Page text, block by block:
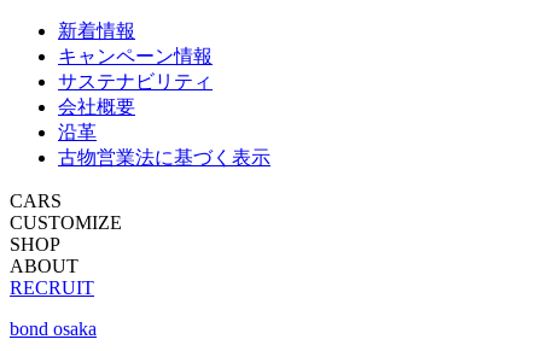
新着情報
キャンペーン情報
サステナビリティ
会社概要
沿革
古物営業法に基づく表示
CARS
CUSTOMIZE
SHOP
ABOUT
RECRUIT
bond osaka